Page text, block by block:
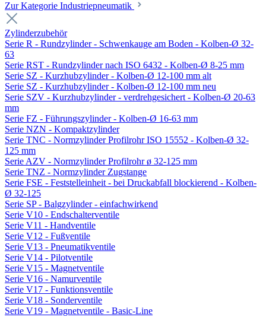
Zur Kategorie Industriepneumatik
Zylinderzubehör
Serie R - Rundzylinder - Schwenkauge am Boden - Kolben-Ø 32-
63
Serie RST - Rundzylinder nach ISO 6432 - Kolben-Ø 8-25 mm
Serie SZ - Kurzhubzylinder - Kolben-Ø 12-100 mm alt
Serie SZ - Kurzhubzylinder - Kolben-Ø 12-100 mm neu
Serie SZV - Kurzhubzylinder - verdrehgesichert - Kolben-Ø 20-63
mm
Serie FZ - Führungszylinder - Kolben-Ø 16-63 mm
Serie NZN - Kompaktzylinder
Serie TNC - Normzylinder Profilrohr ISO 15552 - Kolben-Ø 32-
125 mm
Serie AZV - Normzylinder Profilrohr ø 32-125 mm
Serie TNZ - Normzylinder Zugstange
Serie FSE - Feststelleinheit - bei Druckabfall blockierend - Kolben-
Ø 32-125
Serie SP - Balgzylinder - einfachwirkend
Serie V10 - Endschalterventile
Serie V11 - Handventile
Serie V12 - Fußventile
Serie V13 - Pneumatikventile
Serie V14 - Pilotventile
Serie V15 - Magnetventile
Serie V16 - Namurventile
Serie V17 - Funktionsventile
Serie V18 - Sonderventile
Serie V19 - Magnetventile - Basic-Line